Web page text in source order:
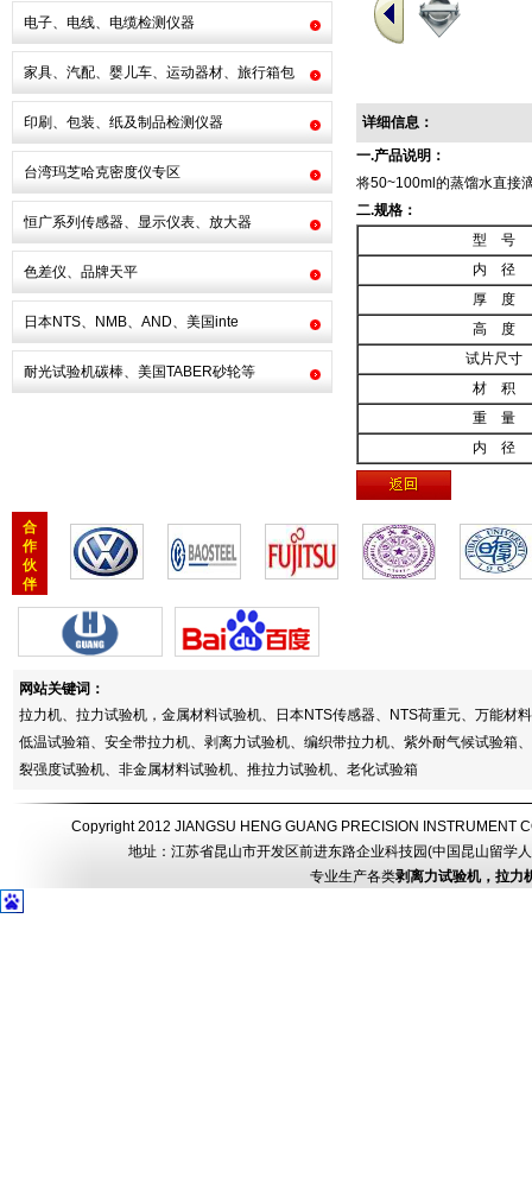
电子、电线、电缆检测仪器
家具、汽配、婴儿车、运动器材、旅行箱包
印刷、包装、纸及制品检测仪器
台湾玛芝哈克密度仪专区
恒广系列传感器、显示仪表、放大器
色差仪、品牌天平
日本NTS、NMB、AND、美国inte
耐光试验机碳棒、美国TABER砂轮等
详细信息：
一.产品说明：
将50~100ml的蒸馏水直接
二.规格：
型 号
内 径
厚 度
高 度
试片尺寸
材 积
重 量
内 径
合
作
伙
伴
网站关键词：
拉力机、拉力试验机，金属材料试验机、日本NTS传感器、NTS荷重元、万能
低温试验箱、安全带拉力机、剥离力试验机、编织带拉力机、紫外耐气候试验
裂强度试验机、非金属材料试验机、推拉力试验机、老化试验箱
Copyright 2012 JIANGSU HENG GUANG PRECISION INSTRUMENT
地址：江苏省昆山市开发区前进东路企业科技园(中国昆山留
专业生产各类剥离力试验机，拉力